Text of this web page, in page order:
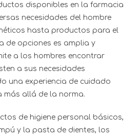
disponibles en la farmacia
necesidades del hombre
hasta productos para el
de opciones es amplia y
a los hombres encontrar
a sus necesidades
una experiencia de cuidado
más allá de la norma.
de higiene personal básicos,
y la pasta de dientes, los